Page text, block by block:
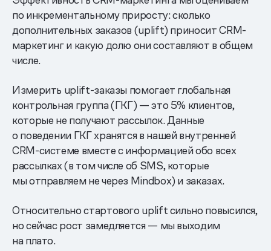
по инкрементальному приросту: сколько
дополнительных заказов (uplift) приносит CRM-
маркетинг и какую долю они составляют в общем
числе.
Измерить uplift-заказы помогает глобальная
контрольная группа (ГКГ) — это 5% клиентов,
которые не получают рассылок. Данные
о поведении ГКГ хранятся в нашей внутренней
CRM-системе вместе с информацией обо всех
рассылках (в том числе об SMS, которые
мы отправляем не через Mindbox) и заказах.
Относительно стартового uplift сильно повысился,
но сейчас рост замедляется — мы выходим
на плато.